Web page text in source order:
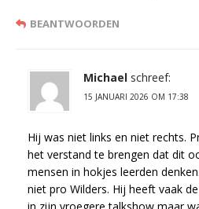
BEANTWOORDEN
Michael schreef:
15 JANUARI 2026 OM 17:38
Hij was niet links en niet rechts.
het verstand te brengen dat dit
mensen in hokjes leerden
niet pro Wilders. Hij heeft vaak